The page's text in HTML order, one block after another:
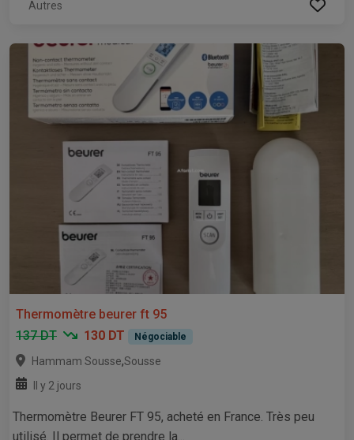
Autres
Thermomètre beurer ft 95
137 DT
130 DT Négociable
Hammam Sousse,Sousse
Il y 2 jours
Thermomètre Beurer FT 95, acheté en France. Très peu
utilisé. Il permet de prendre la...